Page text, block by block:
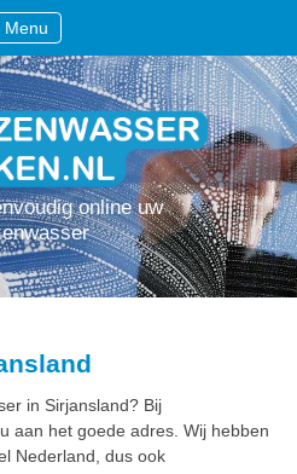
Menu
online uw
in Sirjansland? Bij
aan het goede adres. Wij hebben
Nederland, dus ook